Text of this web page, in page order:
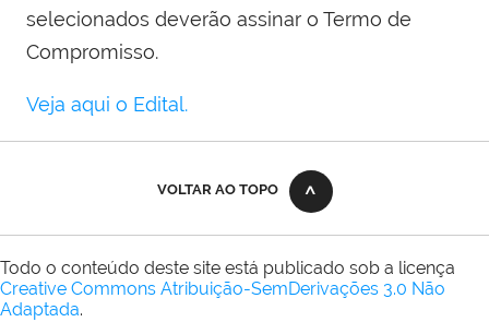
selecionados deverão assinar o Termo de
Compromisso.
Veja aqui o Edital.
VOLTAR AO TOPO
Todo o conteúdo deste site está publicado sob a licença
Creative Commons Atribuição-SemDerivações 3.0 Não
Adaptada.